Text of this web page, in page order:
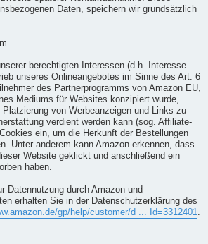
Daten, speichern wir grundsätzlich
berechtigten Interessen (d.h. Interesse
unseres Onlineangebotes im Sinne des Art. 6
des Partnerprogramms von Amazon EU,
Mediums für Websites konzipiert wurde,
von Werbeanzeigen und Links zu
verdient werden kann (sog. Affiliate-
ein, um die Herkunft der Bestellungen
Unter anderem kann Amazon erkennen, dass
Website geklickt und anschließend ein
haben.
Datennutzung durch Amazon und
erhalten Sie in der Datenschutzerklärung des
gp/help/customer/d ... Id=3312401.